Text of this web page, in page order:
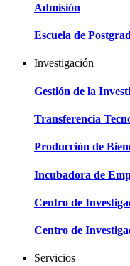
Admisión
Escuela de
Investigación
Gestión de la
Transferencia
Producción de
Incubadora de
Centro de
Centro de
Servicios